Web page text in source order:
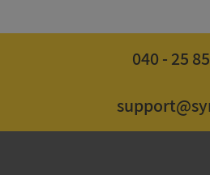
040 - 25